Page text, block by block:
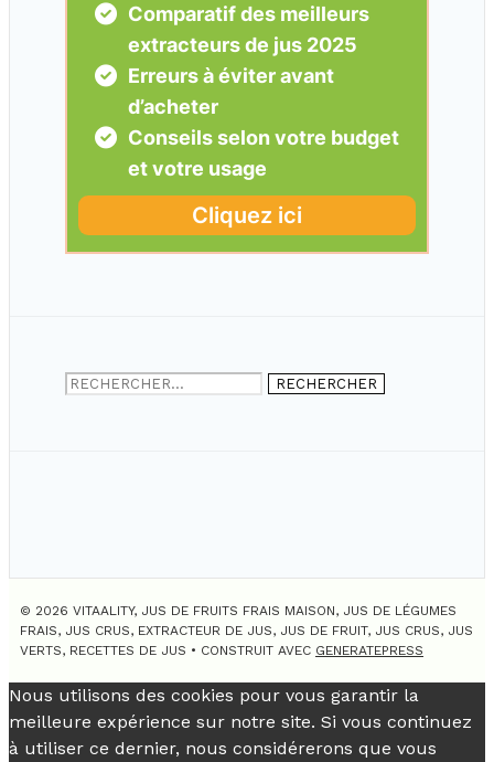
Rechercher :
© 2026 VITAALITY, JUS DE FRUITS FRAIS MAISON, JUS DE LÉGUMES
FRAIS, JUS CRUS, EXTRACTEUR DE JUS, JUS DE FRUIT, JUS CRUS, JUS
VERTS, RECETTES DE JUS • CONSTRUIT AVEC GENERATEPRESS
Nous utilisons des cookies pour vous garantir la
meilleure expérience sur notre site. Si vous continuez
à utiliser ce dernier, nous considérerons que vous